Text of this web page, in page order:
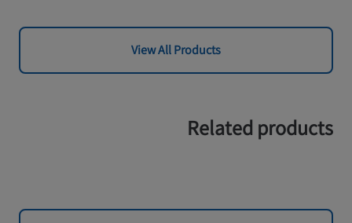
View All Products
Related products